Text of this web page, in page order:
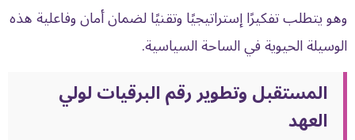
وهو يتطلب تفكيرًا إستراتيجيًا وتقنيًا لضمان أمان وفاعلية هذه
الوسيلة الحيوية في الساحة السياسية.
المستقبل وتطوير رقم البرقيات لولي
العهد